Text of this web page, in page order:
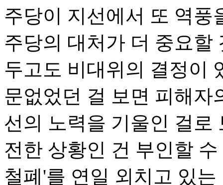
주당이 지선에서 또 역풍
주당의 대처가 더 중요할
두고도 비대위의 결정이
문없었던 걸 보면 피해자
선의 노력을 기울인 걸로
전한 상황인 건 부인할
철폐'를 연일 외치고 있